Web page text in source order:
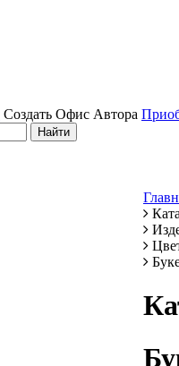
Создать Офис Автора